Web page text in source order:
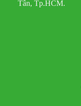
Tân, Tp.HCM.